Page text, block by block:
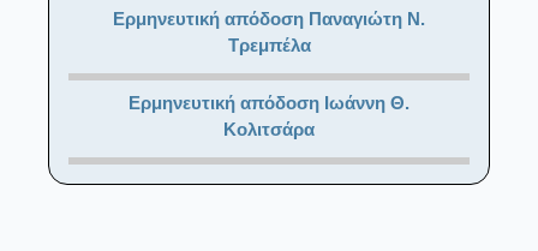
Ερμηνευτική απόδοση Παναγιώτη Ν.
Τρεμπέλα
Ερμηνευτική απόδοση Ιωάννη Θ.
Κολιτσάρα